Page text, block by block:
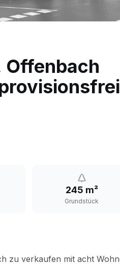
Offenbach
245 m²
Grundstück